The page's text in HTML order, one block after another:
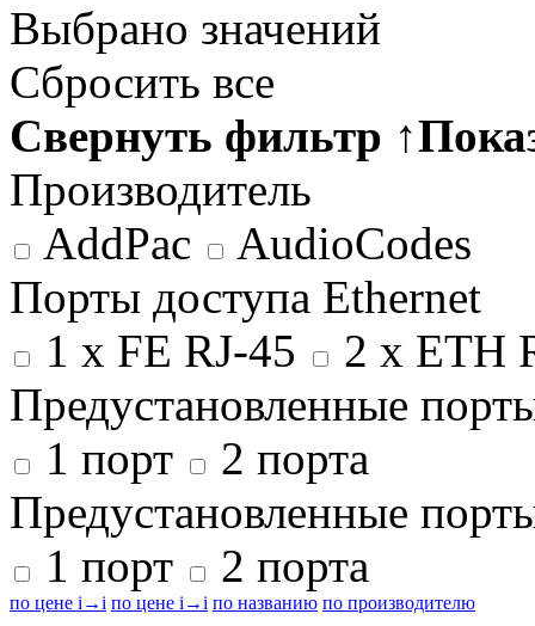
Выбрано значений
Сбросить все
Свернуть фильтр ↑
Производитель
AddPac
AudioCodes
Порты доступа Ethernet
1 x FE RJ-45
2 x ETH
Предустановленные
1 порт
2 порта
Предустановленные
1 порт
2 порта
по цене i →i по цене i →i по названию по производителю